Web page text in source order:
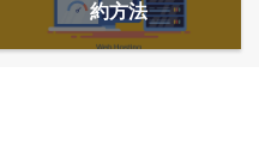
約方法